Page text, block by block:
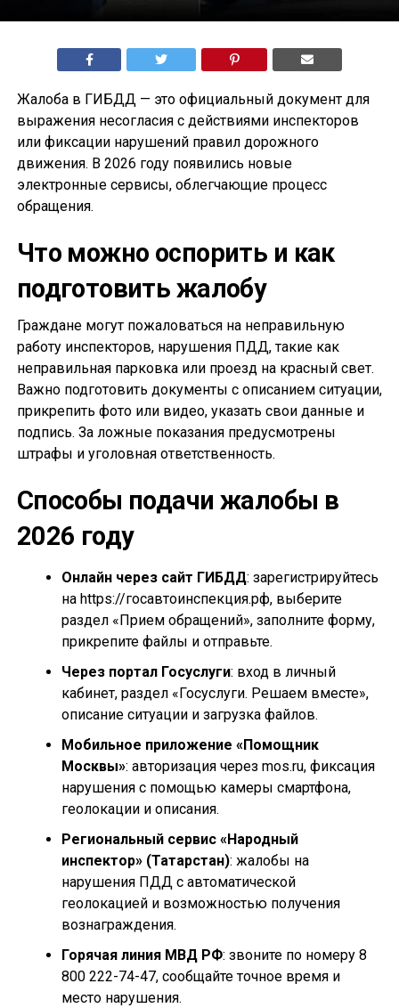
Жалоба в ГИБДД — это официальный документ для
выражения несогласия с действиями инспекторов
или фиксации нарушений правил дорожного
движения. В 2026 году появились новые
электронные сервисы, облегчающие процесс
обращения.
Что можно оспорить и как
подготовить жалобу
Граждане могут пожаловаться на неправильную
работу инспекторов, нарушения ПДД, такие как
неправильная парковка или проезд на красный свет.
Важно подготовить документы с описанием ситуации,
прикрепить фото или видео, указать свои данные и
подпись. За ложные показания предусмотрены
штрафы и уголовная ответственность.
Способы подачи жалобы в
2026 году
Онлайн через сайт ГИБДД: зарегистрируйтесь
на https://госавтоинспекция.рф, выберите
раздел «Прием обращений», заполните форму,
прикрепите файлы и отправьте.
Через портал Госуслуги: вход в личный
кабинет, раздел «Госуслуги. Решаем вместе»,
описание ситуации и загрузка файлов.
Мобильное приложение «Помощник
Москвы»: авторизация через mos.ru, фиксация
нарушения с помощью камеры смартфона,
геолокации и описания.
Региональный сервис «Народный
инспектор» (Татарстан): жалобы на
нарушения ПДД с автоматической
геолокацией и возможностью получения
вознаграждения.
Горячая линия МВД РФ: звоните по номеру 8
800 222-74-47, сообщайте точное время и
место нарушения.